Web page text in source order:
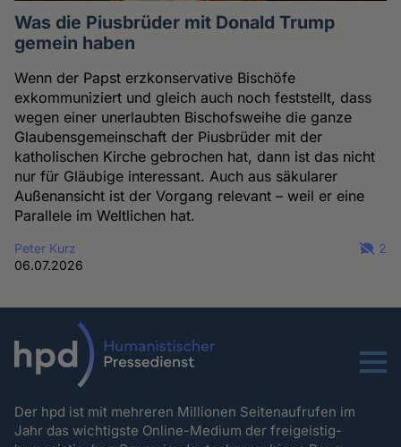
Was die Piusbrüder mit Donald Trump
gemein haben
Wenn der Papst erzkonservative Bischöfe
exkommuniziert und gleich auch noch feststellt, dass
wegen einer unerlaubten Bischofsweihe die ganze
Glaubensgemeinschaft der Piusbrüder mit der
katholischen Kirche gebrochen hat, dann ist das nicht
nur für Gläubige interessant. Auch aus säkularer
Außenansicht ist der Vorgang relevant – weil er eine
Parallele im Weltlichen hat.
Peter Kurz
06.07.2026
2
Menu
Der hpd ist mit mehreren Millionen Seitenaufrufen im
Jahr das wichtigste Online-Medium der freigeistig-